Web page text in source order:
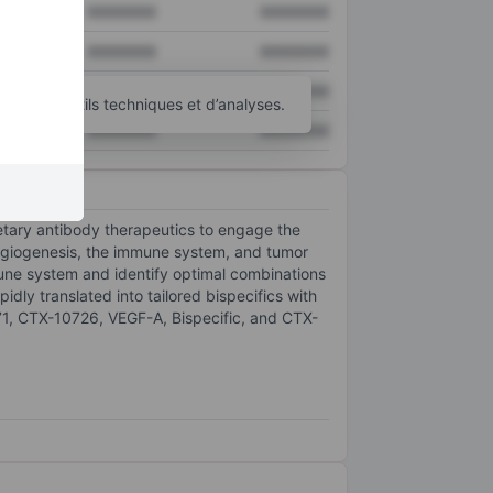
XXXXXXX XXXXXXX
outils techniques et d’analyses.
antibody therapeutics to engage the
the immune system, and tumor
system and identify optimal combinations
translated into tailored bispecifics with
CTX-10726, VEGF-A, Bispecific, and CTX-